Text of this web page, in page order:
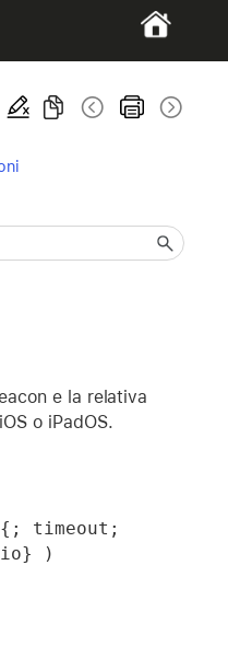
e la relativa
o iPadOS.
{; timeout;
)